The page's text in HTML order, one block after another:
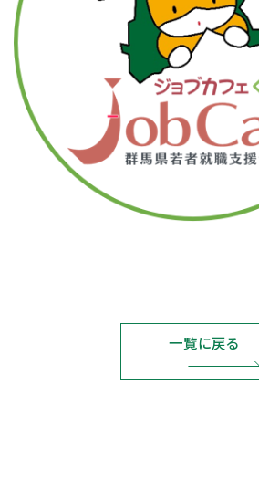
一覧に戻る